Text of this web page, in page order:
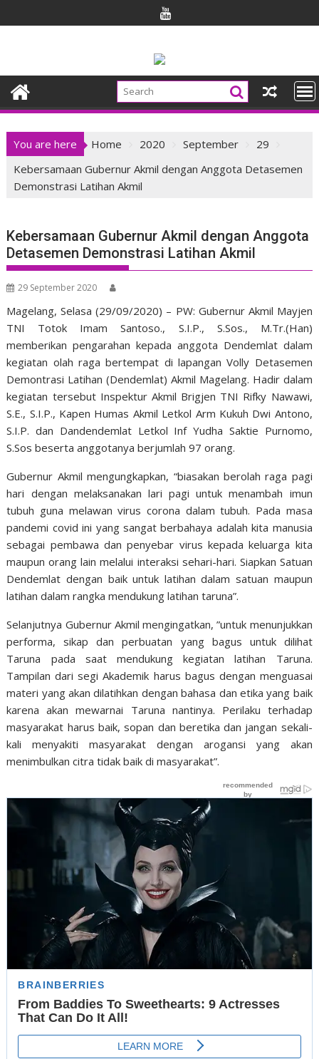
to
You are here Home 2020 September
29
Kebersamaan Gubernur Akmil dengan Anggota Detasemen
Demonstrasi Latihan Akmil
Kebersamaan Gubernur Akmil dengan Anggota
Detasemen Demonstrasi Latihan Akmil
29 September 2020
Magelang, Selasa (29/09/2020) – PW: Gubernur Akmil Mayjen
TNI Totok Imam Santoso., S.I.P., S.Sos., M.Tr.(Han)
memberikan pengarahan kepada anggota Dendemlat dalam
kegiatan olah raga bertempat di lapangan Volly Detasemen
Demontrasi Latihan (Dendemlat) Akmil Magelang. Hadir dalam
kegiatan tersebut Inspektur Akmil Brigjen TNI Rifky Nawawi,
S.E., S.I.P., Kapen Humas Akmil Letkol Arm Kukuh Dwi Antono,
S.I.P. dan Dandendemlat Letkol Inf Yudha Saktie Purnomo,
S.Sos beserta anggotanya berjumlah 97 orang.
Gubernur Akmil mengungkapkan, “biasakan berolah raga pagi
hari dengan melaksanakan lari pagi untuk menambah imun
tubuh guna melawan virus corona dalam tubuh. Pada masa
pandemi covid ini yang sangat berbahaya adalah kita manusia
sebagai pembawa dan penyebar virus kepada keluarga kita
maupun orang lain melalui interaksi sehari-hari. Siapkan Satuan
Dendemlat dengan baik untuk latihan dalam satuan maupun
latihan dalam rangka mendukung latihan taruna”.
Selanjutnya Gubernur Akmil mengingatkan, ”untuk menunjukkan
performa, sikap dan perbuatan yang bagus untuk dilihat
Taruna pada saat mendukung kegiatan latihan Taruna.
Tampilan dari segi Akademik harus bagus dengan menguasai
materi yang akan dilatihkan dengan bahasa dan etika yang baik
karena akan mewarnai Taruna nantinya. Perilaku terhadap
masyarakat harus baik, sopan dan beretika dan jangan sekali-
kali menyakiti masyarakat dengan arogansi yang akan
menimbulkan citra tidak baik di masyarakat”.